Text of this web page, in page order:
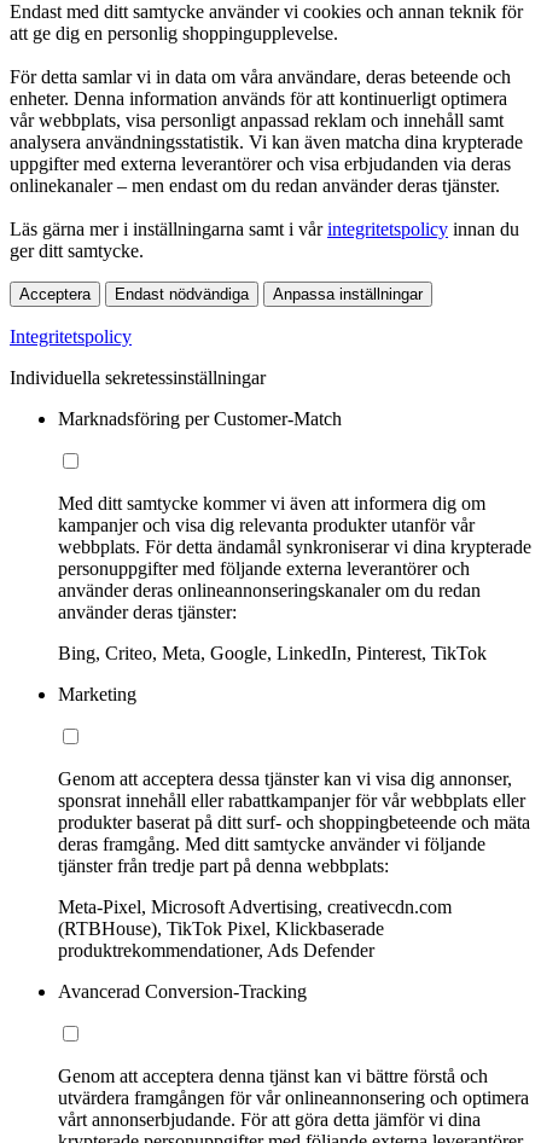
Endast med ditt samtycke använder vi cookies och annan teknik för
att ge dig en personlig shoppingupplevelse.
För detta samlar vi in data om våra användare, deras beteende och
enheter. Denna information används för att kontinuerligt optimera
vår webbplats, visa personligt anpassad reklam och innehåll samt
analysera användningsstatistik. Vi kan även matcha dina krypterade
uppgifter med externa leverantörer och visa erbjudanden via deras
onlinekanaler – men endast om du redan använder deras tjänster.
Läs gärna mer i inställningarna samt i vårintegritetspolicy innan du
ger ditt samtycke.
Acceptera Endast nödvändiga Anpassa inställningar
Integritetspolicy
Individuella sekretessinställningar
Marknadsföring per Customer-Match
Med ditt samtycke kommer vi även att informera dig om
kampanjer och visa dig relevanta produkter utanför vår
webbplats. För detta ändamål synkroniserar vi dina krypterade
personuppgifter med följande externa leverantörer och
använder deras onlineannonseringskanaler om du redan
använder deras tjänster:
Bing, Criteo, Meta, Google, LinkedIn, Pinterest, TikTok
Marketing
Genom att acceptera dessa tjänster kan vi visa dig annonser,
sponsrat innehåll eller rabattkampanjer för vår webbplats eller
produkter baserat på ditt surf- och shoppingbeteende och mäta
deras framgång. Med ditt samtycke använder vi följande
tjänster från tredje part på denna webbplats:
Meta-Pixel, Microsoft Advertising, creativecdn.com
(RTBHouse), TikTok Pixel, Klickbaserade
produktrekommendationer, Ads Defender
Avancerad Conversion-Tracking
Genom att acceptera denna tjänst kan vi bättre förstå och
utvärdera framgången för vår onlineannonsering och optimera
vårt annonserbjudande. För att göra detta jämför vi dina